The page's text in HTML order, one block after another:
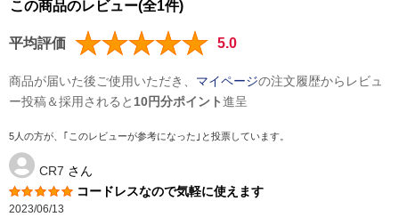
この商品のレビュー(全1件)
平均評価 5.0
商品が届いた後ご使用いただき、 マイページの注文履歴からレビュ
ー投稿＆採用されると 10円分ポイント進呈
5人の方が、｢このレビューが参考になった｣と投票しています。
CR7 さん
コードレスなので気軽に使えます
2023/06/13